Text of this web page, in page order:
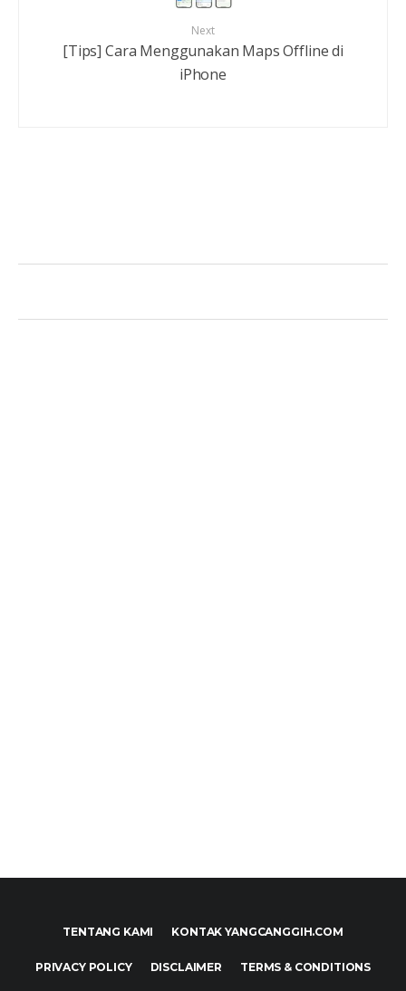
Next
[Tips] Cara Menggunakan Maps Offline di
iPhone
TENTANG KAMI KONTAK YANGCANGGIH.COM
PRIVACY POLICY DISCLAIMER TERMS & CONDITIONS